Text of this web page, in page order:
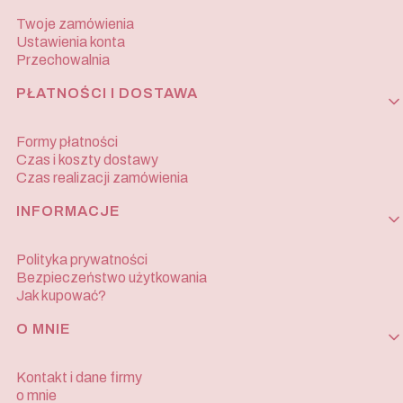
Twoje zamówienia
Ustawienia konta
Przechowalnia
PŁATNOŚCI I DOSTAWA
Formy płatności
Czas i koszty dostawy
Czas realizacji zamówienia
INFORMACJE
Polityka prywatności
Bezpieczeństwo użytkowania
Jak kupować?
O MNIE
Kontakt i dane firmy
o mnie